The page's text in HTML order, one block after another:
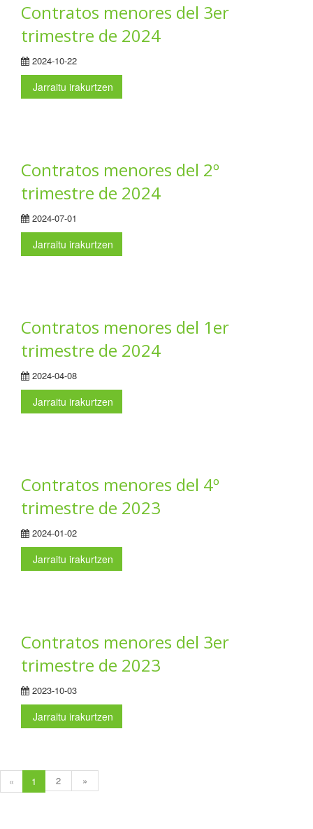
Contratos menores del 3er
trimestre de 2024
2024-10-22
Jarraitu irakurtzen
Contratos menores del 2º
trimestre de 2024
2024-07-01
Jarraitu irakurtzen
Contratos menores del 1er
trimestre de 2024
2024-04-08
Jarraitu irakurtzen
Contratos menores del 4º
trimestre de 2023
2024-01-02
Jarraitu irakurtzen
Contratos menores del 3er
trimestre de 2023
2023-10-03
Jarraitu irakurtzen
« 1 2 »